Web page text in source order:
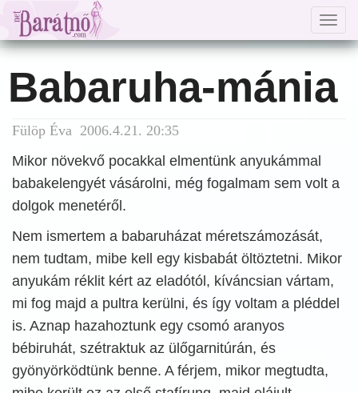
Babaruha-mánia
Fülöp Éva 2006.4.21. 20:35
Mikor növekvő pocakkal elmentünk anyukámmal
babakelengyét vásárolni, még fogalmam sem volt a
dolgok menetéről.
Nem ismertem a babaruházat méretszámozását,
nem tudtam, mibe kell egy kisbabát öltöztetni. Mikor
anyukám réklit kért az eladótól, kíváncsian vártam,
mi fog majd a pultra kerülni, és így voltam a pléddel
is. Aznap hazahoztunk egy csomó aranyos
bébiruhát, szétraktuk az ülőgarnitúrán, és
gyönyörködtünk benne. A férjem, mikor megtudta,